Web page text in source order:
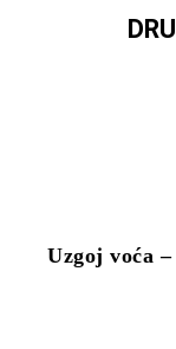
Uzgoj voća